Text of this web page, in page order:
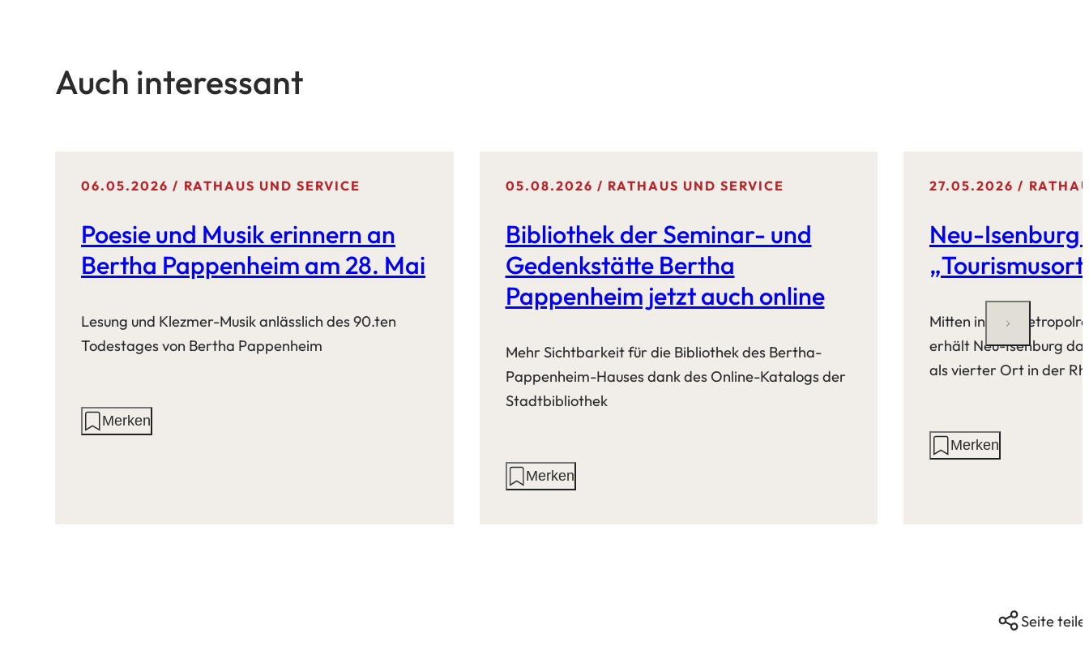
Auch interessant
06.05.2026 RATHAUS UND SERVICE
Poesie und Musik erinnern an
Bertha Pappenheim am 28. Mai
Lesung und Klezmer-Musik anlässlich des 90.ten
Todestages von Bertha Pappenheim
AktionenMerken
05.08.2026 RATHAUS UND SERVICE
Bibliothek der Seminar- und
Gedenkstätte Bertha
Pappenheim jetzt auch online
Mehr Sichtbarkeit für die Bibliothek des Bertha-
Pappenheim-Hauses dank des Online-Katalogs der
Stadtbibliothek
AktionenMerken
27.05.2026
Neu-
Mitten in der
erhält Neu-Isenburg
als vierter Ort in der
AktionenMerken
Seite